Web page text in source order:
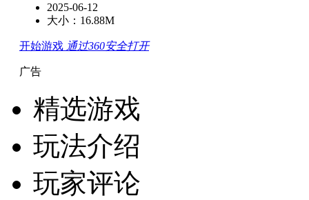
2025-06-12
大小：16.88M
开始游戏 通过360安全打开
广告
精选游戏
玩法介绍
玩家评论